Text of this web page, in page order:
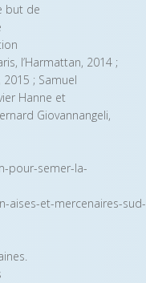
but de
l’Harmattan, 2014 ;
; Samuel
Hanne et
Giovannangeli,
pour-semer-la-
aises-et-mercenaires-sud-